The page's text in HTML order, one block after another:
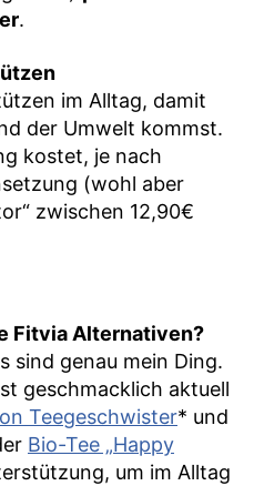
.
im Alltag, damit
der Umwelt kommst.
kostet, je nach
(wohl aber
zwischen 12,90€
Fitvia Alternativen?
sind genau mein Ding.
geschmacklich aktuell
Teegeschwister* und
Bio-Tee „Happy
um im Alltag